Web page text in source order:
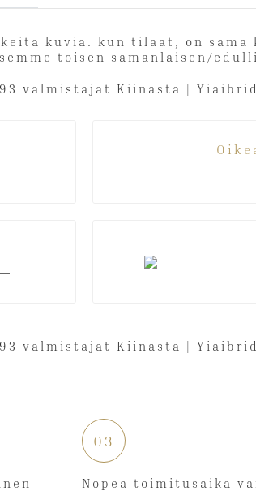
kuvia. kun tilaat, on sama
toisen samanlaisen/
03
Nopea toimitusaika